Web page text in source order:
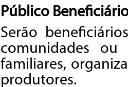
Público
Serão
comunidades ou
familiares,
produtores.